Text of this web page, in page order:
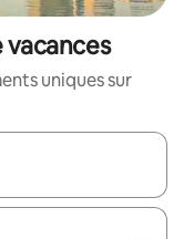
vacances
uniques sur
les flèches vers le